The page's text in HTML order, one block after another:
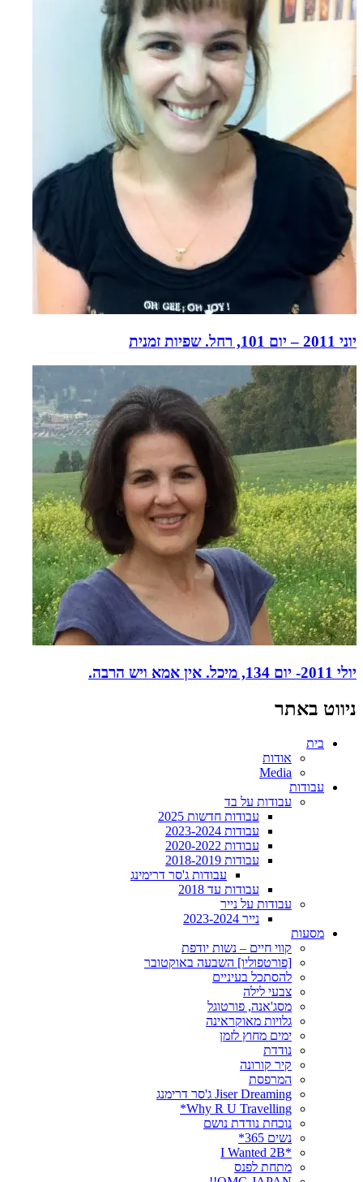
יוני 2011 – יום 101, רחל. שפיות זמנית
יולי 2011- יום 134, מיכל. אין אמא ויש הרבה.
ניווט באתר
בית
אודות
Media
עבודות
עבודות על בד
עבודות חדשות 2025
עבודות 2023-2024
עבודות 2020-2022
עבודות 2018-2019
עבודות ג'סר דרימינג
עבודות עד 2018
עבודות על נייר
נייר 2023-2024
מסעות
קווי חיים – נשות יודפת
[פורטפוליו] השבעה באוקטובר
להסתכל בעיניים
צבעי לילה
מסג'אנה, פורטוגל
גלויות מאוקראינה
ימים מחוץ לזמן
נודדת
קיר קורונה
המרפסת
Jiser Dreaming ג'סר דרימנג
Why R U Travelling*
נוכחת נודדת נושם
נשים 365*
*I Wanted 2B
מתחת לפנס